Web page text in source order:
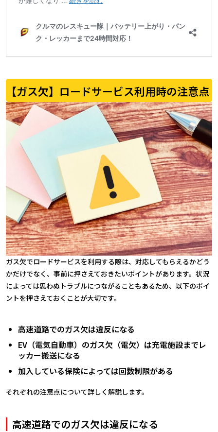
【ガス欠】ロードサービス利用時の注意点
ガス欠でロードサービスを利用する際は、対応してもらえるかどう
かだけでなく、事前に押さえておきたいポイントがあります。状況
によっては思わぬトラブルにつながることもあるため、以下のポイ
ントを押さえておくことが大切です。
高速道路でのガス欠は違反になる
EV（電気自動車）のガス欠（電欠）は充電施設までレ
ッカー搬送になる
加入している保険によっては回数制限がある
それぞれの注意点について詳しく解説します。
高速道路でのガス欠は違反になる